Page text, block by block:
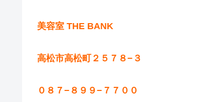
美容室 THE BANK
高松市高松町２５７８−３
０８７−８９９−７７００